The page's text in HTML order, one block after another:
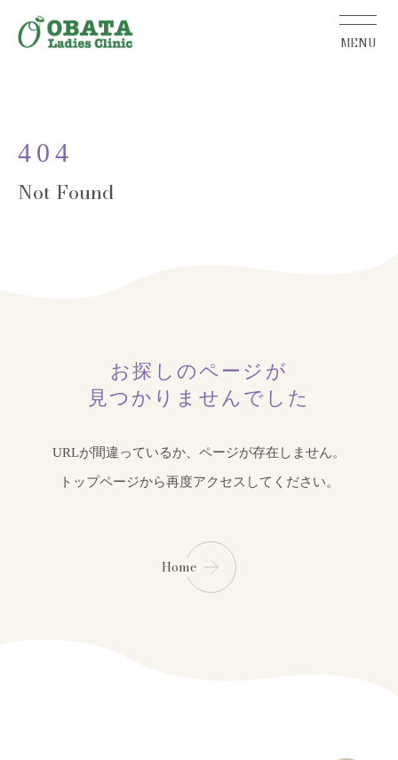
404
お探しのページが
見つかりませんでした
URLが間違っているか、ページが存在しません。
トップページから再度アクセスしてください。
Home